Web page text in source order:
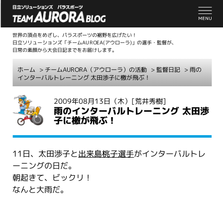
世界の頂点をめざし、パラスポーツの裾野を広げたい！
日立ソリューションズ「チームAUROEA(アウローラ)」の選手・監督が、
日常の素顔から大会日記までをお届けします。
ホーム > チームAURORA（アウローラ）の活動 > 監督日記 > 雨の
インターバルトレーニング 太田渉子に檄が飛ぶ！
2009年08月13日（木） [荒井秀樹]
雨のインターバルトレーニング 太田渉
子に檄が飛ぶ！
11日、太田渉子と出来島桃子選手がインターバルトレ
ーニングの日だ。
朝起きて、ビックリ！
なんと大雨だ。